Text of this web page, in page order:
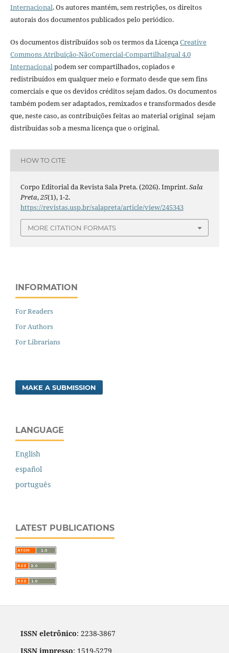
Internacional. Os autores mantém, sem restrições, os direitos
autorais dos documentos publicados pelo periódico.
Os documentos distribuídos sob os termos da LicençaCreative
Commons Atribuição-NãoComercial-CompartilhaIgual 4.0
Internacionalpodem ser compartilhados, copiados e
redistribuídos em qualquer meio e formato desde que sem fins
comerciais e que os devidos créditos sejam dados. Os documentos
também podem ser adaptados, remixados e transformados desde
que, neste caso, as contribuições feitas ao material original sejam
distribuídas sob a mesma licença que o original.
HOW TO CITE
Corpo Editorial da Revista Sala Preta. (2026). Imprint.Sala
Preta,25(1), 1-2.
https://revistas.usp.br/salapreta/article/view/245343
MORE CITATION FORMATS
INFORMATION
For Readers
For Authors
For Librarians
MAKE A SUBMISSION
LANGUAGE
English
español
português
LATEST PUBLICATIONS
ISSN eletrônico: 2238-3867
ISSN impresso: 1519-5279